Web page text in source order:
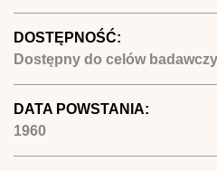
DOSTĘPNOŚĆ:
Dostępny do celów
DATA POWSTANIA:
1960